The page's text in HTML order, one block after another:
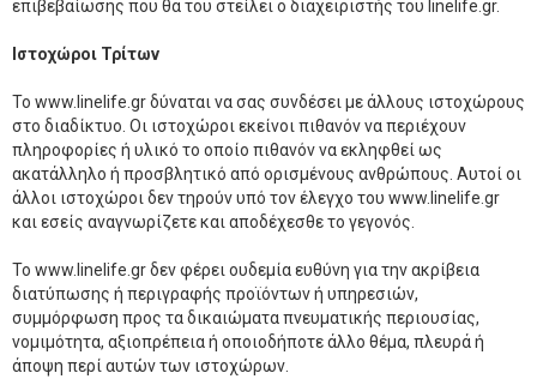
επιβεβαίωσης που θα του στείλει ο διαχειριστής του linelife.gr.
Ιστοχώροι Τρίτων
Το www.linelife.gr δύναται να σας συνδέσει με άλλους ιστοχώρους
στο διαδίκτυο. Οι ιστοχώροι εκείνοι πιθανόν να περιέχουν
πληροφορίες ή υλικό το οποίο πιθανόν να εκληφθεί ως
ακατάλληλο ή προσβλητικό από ορισμένους ανθρώπους. Αυτοί οι
άλλοι ιστοχώροι δεν τηρούν υπό τον έλεγχο του www.linelife.gr
και εσείς αναγνωρίζετε και αποδέχεσθε το γεγονός.
Το www.linelife.gr δεν φέρει ουδεμία ευθύνη για την ακρίβεια
διατύπωσης ή περιγραφής προϊόντων ή υπηρεσιών,
συμμόρφωση προς τα δικαιώματα πνευματικής περιουσίας,
νομιμότητα, αξιοπρέπεια ή οποιοδήποτε άλλο θέμα, πλευρά ή
άποψη περί αυτών των ιστοχώρων.